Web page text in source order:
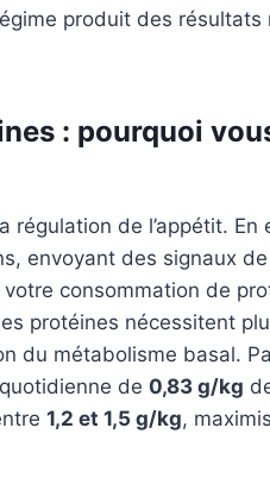
produit des
: pourquoi
régulation de l’appétit.
envoyant des signaux
consommation de
protéines nécessitent
du métabolisme basal.
de 0,83 g/kg
1,2 et 1,5 g/kg,